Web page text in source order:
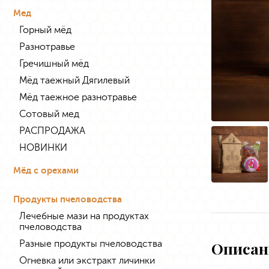
Мед
Горный мёд
Разнотравье
Гречишный мёд
Мёд таежный Дягилевый
Мёд таежное разнотравье
Сотовый мед
РАСПРОДАЖА
НОВИНКИ
Мёд с орехами
Продукты пчеловодства
Лечебные мази на продуктах
пчеловодства
Разные продукты пчеловодства
Огневка или экстракт личинки